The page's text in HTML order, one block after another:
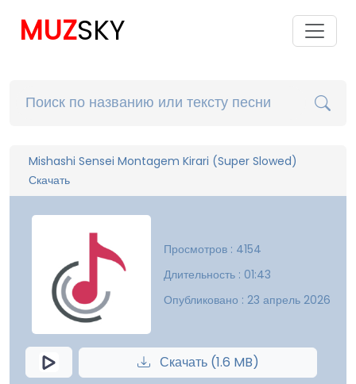
MUZSKY
Mishashi Sensei Montagem Kirari (Super Slowed)
Скачать
Просмотров : 4154
Длительность : 01:43
Опубликовано : 23 апрель 2026
Скачать (1.6 MB)